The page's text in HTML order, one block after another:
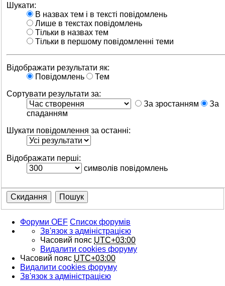
Шукати:
В назвах тем і в тексті повідомлень
Лише в текстах повідомлень
Тільки в назвах тем
Тільки в першому повідомленні теми
Відображати результати як:
Повідомлень
Тем
Сортувати результати за:
За зростанням
За
спаданням
Шукати повідомлення за останні:
Відображати перші:
символів повідомлень
Форуми OEF Список форумів
Зв'язок з адміністрацією
Часовий пояс UTC+03:00
Видалити cookies форуму
Часовий пояс UTC+03:00
Видалити cookies форуму
Зв'язок з адміністрацією